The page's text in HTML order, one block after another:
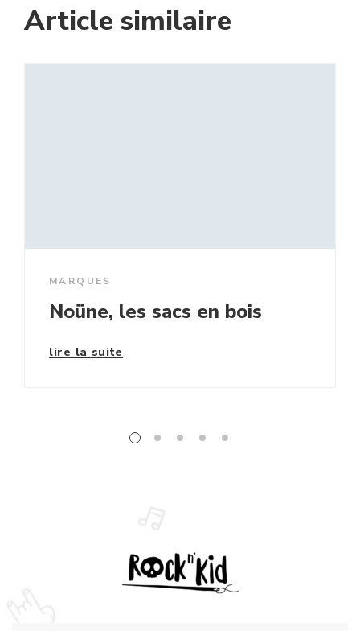
Article similaire
MARQUES
Noüne, les sacs en bois
lire la suite